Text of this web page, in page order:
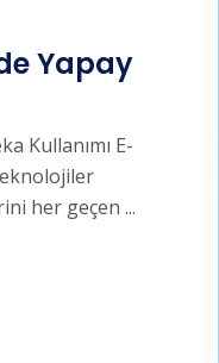
Yapay
Kullanımı E-
her geçen ...